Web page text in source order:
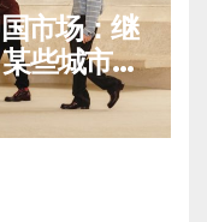
市场：继
些城市的